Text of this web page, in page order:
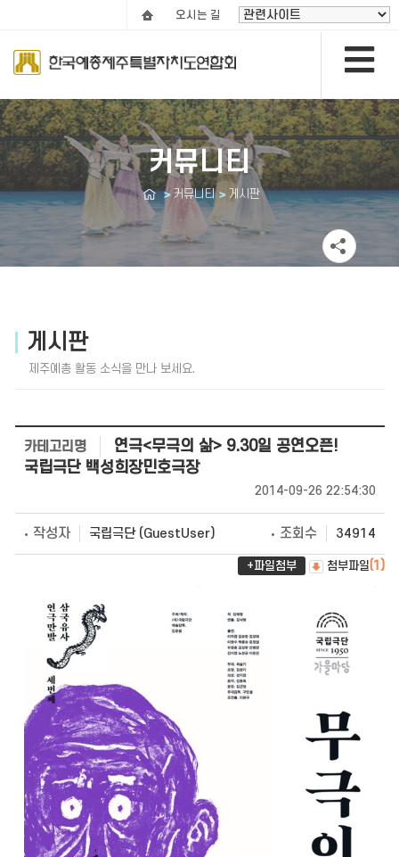
오시는 길
커뮤니티
커뮤니티 게시판
게시판
제주예총 활동 소식을 만나 보세요.
카테고리명
연극<무극의 삶> 9.30일 공연오픈!
국립극단 백성희장민호극장
2014-09-26 22:54:30
작성자 국립극단 (GuestUser) 조회수 34914
+파일첨부 첨부파일(1)